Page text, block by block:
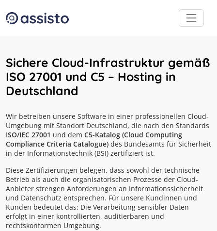
Sichere Cloud-Infrastruktur gemäß
ISO 27001 und C5 – Hosting in
Deutschland
Wir betreiben unsere Software in einer professionellen Cloud-
Umgebung mit Standort Deutschland, die nach den Standards
ISO/IEC 27001 und dem C5-Katalog (Cloud Computing
Compliance Criteria Catalogue) des Bundesamts für Sicherheit
in der Informationstechnik (BSI) zertifiziert ist.
Diese Zertifizierungen belegen, dass sowohl der technische
Betrieb als auch die organisatorischen Prozesse der Cloud-
Anbieter strengen Anforderungen an Informationssicherheit
und Datenschutz entsprechen. Für unsere Kundinnen und
Kunden bedeutet das: Die Verarbeitung sensibler Daten
erfolgt in einer kontrollierten, auditierbaren und
rechtskonformen Umgebung.